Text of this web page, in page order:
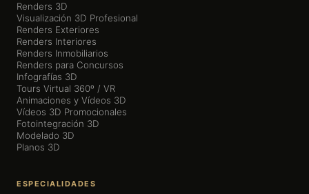
Renders 3D
Visualización 3D Profesional
Renders Exteriores
Renders Interiores
Renders Inmobiliarios
Renders para Concursos
Infografías 3D
Tours Virtual 360º / VR
Animaciones y Vídeos 3D
Vídeos 3D Promocionales
Fotointegración 3D
Modelado 3D
Planos 3D
ESPECIALIDADES